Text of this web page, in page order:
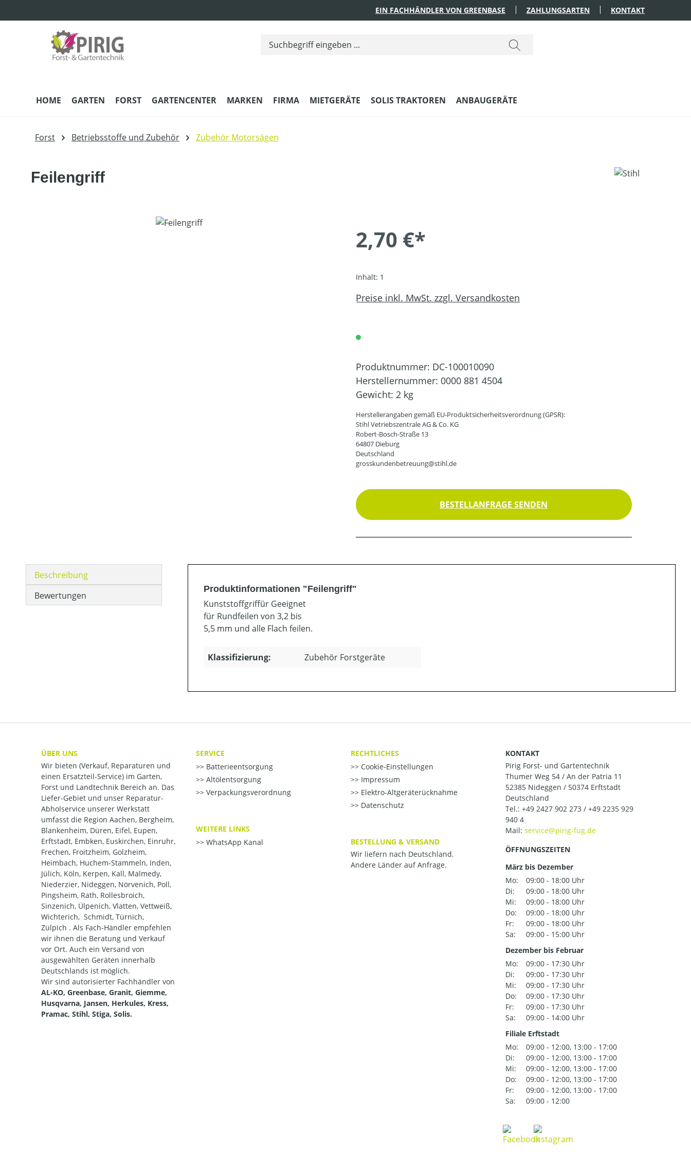
EIN FACHHÄNDLER VON GREENBASE ZAHLUNGSARTEN KONTAKT
HOME GARTEN FORST GARTENCENTER MARKEN FIRMA MIETGERÄTE SOLIS TRAKTOREN ANBAUGERÄTE
Forst Betriebsstoffe und Zubehör Zubehör Motorsägen
Feilengriff
2,70 €*
Inhalt: 1
Preise inkl. MwSt. zzgl. Versandkosten
Produktnummer: DC-100010090
Herstellernummer: 0000 881 4504
Gewicht: 2 kg
Herstellerangaben gemäß EU-Produktsicherheitsverordnung (GPSR):
Stihl Vetriebszentrale AG & Co. KG
Robert-Bosch-Straße 13
64807 Dieburg
Deutschland
grosskundenbetreuung@stihl.de
BESTELLANFRAGE SENDEN
Beschreibung
Bewertungen
Produktinformationen "Feilengriff"
Kunststoffgriffür Geeignet
für Rundfeilen von 3,2 bis
5,5 mm und alle Flach feilen.
Klassifizierung: Zubehör Forstgeräte
ÜBER UNS
Wir bieten (Verkauf, Reparaturen und
einen Ersatzteil-Service) im Garten,
Forst und Landtechnik Bereich an. Das
Liefer-Gebiet und unser Reparatur-
Abholservice unserer Werkstatt
umfasst die Region Aachen, Bergheim,
Blankenheim, Düren, Eifel, Eupen,
Erftstadt, Embken, Euskirchen, Einruhr,
Frechen, Froitzheim, Golzheim,
Heimbach, Huchem-Stammeln, Inden,
Jülich, Köln, Kerpen, Kall, Malmedy,
Niederzier, Nideggen, Nörvenich, Poll,
Pingsheim, Rath, Rollesbroich,
Sinzenich, Ülpenich, Vlatten, Vettweiß,
Wichterich, Schmidt, Türnich,
Zülpich . Als Fach-Händler empfehlen
wir ihnen die Beratung und Verkauf
vor Ort. Auch ein Versand von
ausgewählten Geräten innerhalb
Deutschlands ist möglich.
Wir sind autorisierter Fachhändler von
AL-KO, Greenbase, Granit, Giemme,
Husqvarna, Jansen, Herkules, Kress,
Pramac, Stihl, Stiga, Solis.
SERVICE
Batterieentsorgung
Altölentsorgung
Verpackungsverordnung
WEITERE LINKS
WhatsApp Kanal
RECHTLICHES
Cookie-Einstellungen
Impressum
Elektro-Altgeräterücknahme
Datenschutz
BESTELLUNG & VERSAND
Wir liefern nach Deutschland.
Andere Länder auf Anfrage.
KONTAKT
Pirig Forst- und Gartentechnik
Thumer Weg 54 / An der Patria 11
52385 Nideggen / 50374 Erftstadt
Deutschland
Tel.: +49 2427 902 273 / +49 2235 929
940 4
Mail:
ÖFFNUNGSZEITEN
März bis Dezember
Mo:
09:00 - 18:00 Uhr
Di:
09:00 - 18:00 Uhr
Mi:
09:00 - 18:00 Uhr
Do:
09:00 - 18:00 Uhr
Fr:
09:00 - 18:00 Uhr
Sa:
09:00 - 15:00 Uhr
Dezember bis Februar
Mo:
09:00 - 17:30 Uhr
Di:
09:00 - 17:30 Uhr
Mi:
09:00 - 17:30 Uhr
Do:
09:00 - 17:30 Uhr
Fr:
09:00 - 17:30 Uhr
Sa:
09:00 - 14:00 Uhr
Filiale Erftstadt
Mo:
09:00 - 12:00, 13:00 - 17:00
Di:
09:00 - 12:00, 13:00 - 17:00
Mi:
09:00 - 12:00, 13:00 - 17:00
Do:
09:00 - 12:00, 13:00 - 17:00
Fr:
09:00 - 12:00, 13:00 - 17:00
Sa:
09:00 - 12:00